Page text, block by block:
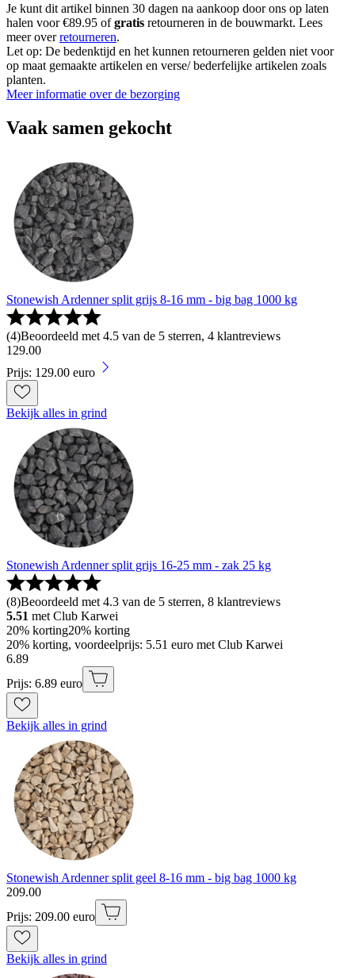
Je kunt dit artikel binnen 30 dagen na aankoop door ons op laten
halen voor €89.95 ofgratis retourneren in de bouwmarkt. Lees
meer overretourneren.
Let op: De bedenktijd en het kunnen retourneren gelden niet voor
op maat gemaakte artikelen en verse/ bederfelijke artikelen zoals
planten.
Meer informatie over de bezorging
Vaak samen gekocht
Stonewish Ardenner split grijs 8-16 mm - big bag 1000 kg
(4)Beoordeeld met 4.5 van de 5 sterren, 4 klantreviews
129.00
Prijs: 129.00 euro
Bekijk alles in grind
Stonewish Ardenner split grijs 16-25 mm - zak 25 kg
(8)Beoordeeld met 4.3 van de 5 sterren, 8 klantreviews
5.51 met Club Karwei
20% korting20% korting
20% korting, voordeelprijs: 5.51 euro met Club Karwei
6.89
Prijs: 6.89 euro
Bekijk alles in grind
Stonewish Ardenner split geel 8-16 mm - big bag 1000 kg
209.00
Prijs: 209.00 euro
Bekijk alles in grind